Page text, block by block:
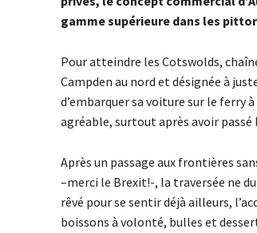
gamme supérieure dans les
Pour atteindre les Cotswolds,
Campden au nord et désignée à
d’embarquer sa voiture sur le ferry
agréable, surtout après avoir passé
Après un passage aux frontières
–merci le Brexit!-, la traversée ne
rêvé pour se sentir déjà ailleurs,
boissons à volonté, bulles et